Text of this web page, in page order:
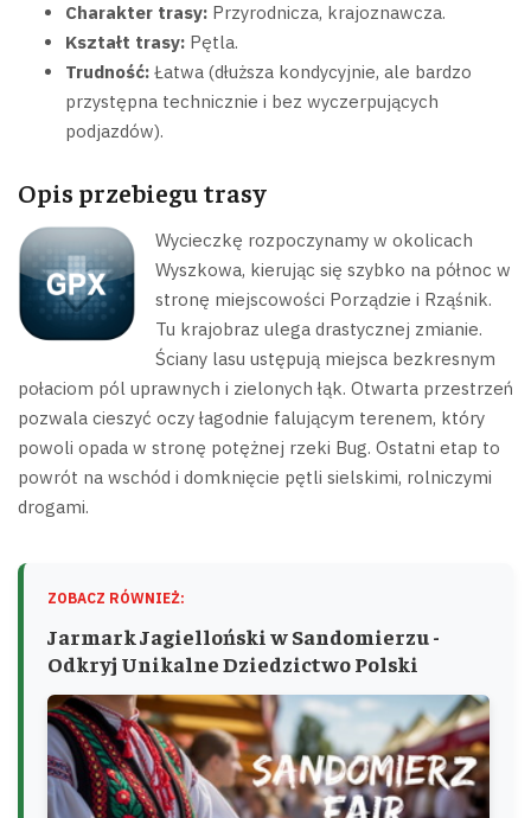
Charakter trasy: Przyrodnicza, krajoznawcza.
Kształt trasy: Pętla.
Trudność: Łatwa (dłuższa kondycyjnie, ale bardzo
przystępna technicznie i bez wyczerpujących
podjazdów).
Opis przebiegu trasy
Wycieczkę rozpoczynamy w okolicach
Wyszkowa, kierując się szybko na północ w
stronę miejscowości Porządzie i Rząśnik.
Tu krajobraz ulega drastycznej zmianie.
Ściany lasu ustępują miejsca bezkresnym
połaciom pól uprawnych i zielonych łąk. Otwarta przestrzeń
pozwala cieszyć oczy łagodnie falującym terenem, który
powoli opada w stronę potężnej rzeki Bug. Ostatni etap to
powrót na wschód i domknięcie pętli sielskimi, rolniczymi
drogami.
ZOBACZ RÓWNIEŻ:
Jarmark Jagielloński w Sandomierzu -
Odkryj Unikalne Dziedzictwo Polski